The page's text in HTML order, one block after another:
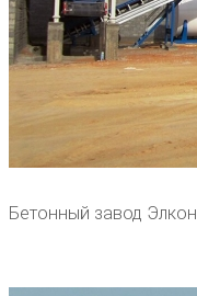
Бетонный завод Элкон